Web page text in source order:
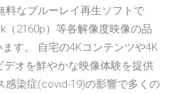
料なブルーレイ再生ソフトで
（2160p）等各解像度映像の品
す。 自宅の4Kコンテンツや4K
オを鮮やかな映像体験を提供
感染症(covid-19)の影響で多くの